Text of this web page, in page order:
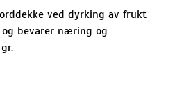
ved dyrking av frukt
bevarer næring og